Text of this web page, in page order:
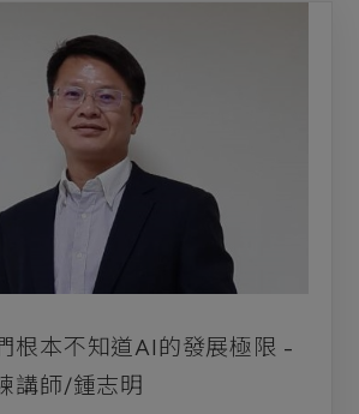
根本不知道AI的發展極限 -
講師/鍾志明